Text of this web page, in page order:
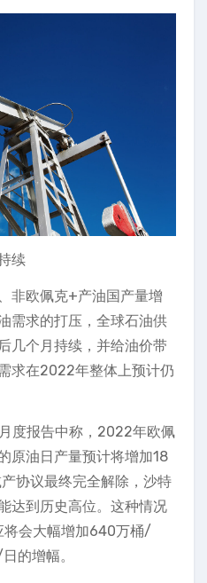
续
非欧佩克+产油国产量增
需求的打压，全球石油供
几个月持续，并给油价带
求在2022年整体上预计仍
度报告中称，2022年欧佩
原油日产量预计将增加18
协议最终完全解除，沙特
达到历史高位。这种情况
会大幅增加640万桶/
的增幅。